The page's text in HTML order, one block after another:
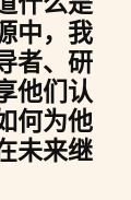
中，我
者、研
他们认
何为他
未来继